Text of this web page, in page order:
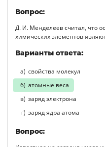
Вопрос:
Д. И. Менделеев считал, что
химических элементов
Варианты ответа:
свойства молекул
атомные веса
заряд электрона
заряд ядра атома
Вопрос: